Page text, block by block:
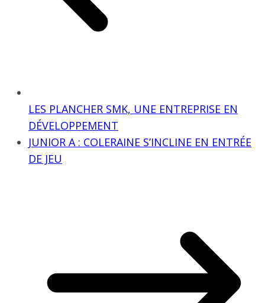
LES PLANCHER SMK, UNE ENTREPRISE EN
DÉVELOPPEMENT
JUNIOR A : COLERAINE S’INCLINE EN ENTRÉE
DE JEU